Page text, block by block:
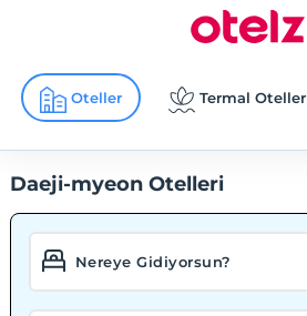
Oteller Termal Oteller
Daeji-myeon Otelleri